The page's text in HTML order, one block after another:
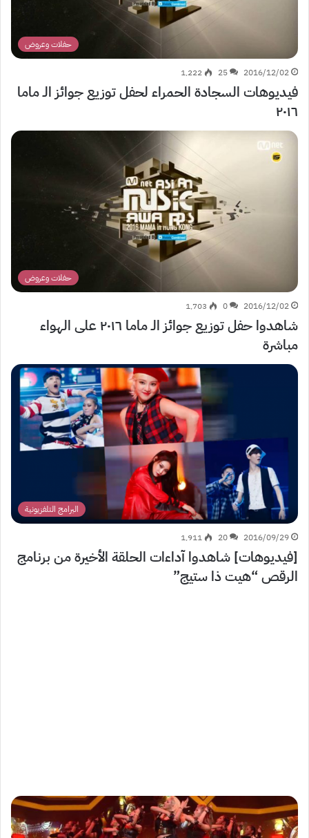
حفلات وعروض
2016/12/02
25 1٬222
فيديوهات السجادة الحمراء لحفل توزيع جوائز الـ ماما
٢٠١٦
حفلات وعروض
2016/12/02
0 1٬703
شاهدوا حفل توزيع جوائز الـ ماما ٢٠١٦ على الهواء
مباشرة
البرامج التلفزيونية
2016/09/29
20 1٬911
[فيديوهات] شاهدوا آداءات الحلقة الأخيرة من برنامج
الرقص “هيت ذا ستيج”